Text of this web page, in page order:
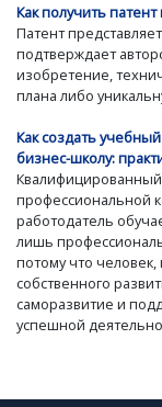
Как получить
Патент
подтверждает
изобретение,
плана либо
Как создать
бизнес-школу:
профессиональной
работодатель
лишь
потому что человек,
собственного
саморазвитие и
успешной